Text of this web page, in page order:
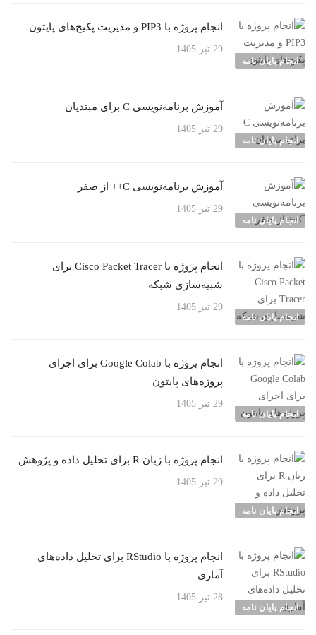
انجام پایان نامه
انجام پروژه با PIP3 و مدیریت پکیج‌های پایتون
29 تیر 1405
انجام پایان نامه
آموزش برنامه‌نویسی C برای مبتدیان
29 تیر 1405
انجام پایان نامه
آموزش برنامه‌نویسی C++ از صفر
29 تیر 1405
انجام پایان نامه
انجام پروژه با Cisco Packet Tracer برای
شبیه‌سازی شبکه
29 تیر 1405
انجام پایان نامه
انجام پروژه با Google Colab برای اجرای
پروژه‌های پایتون
29 تیر 1405
انجام پایان نامه
انجام پروژه با زبان R برای تحلیل داده و پژوهش
29 تیر 1405
انجام پایان نامه
انجام پروژه با RStudio برای تحلیل داده‌های
آماری
28 تیر 1405